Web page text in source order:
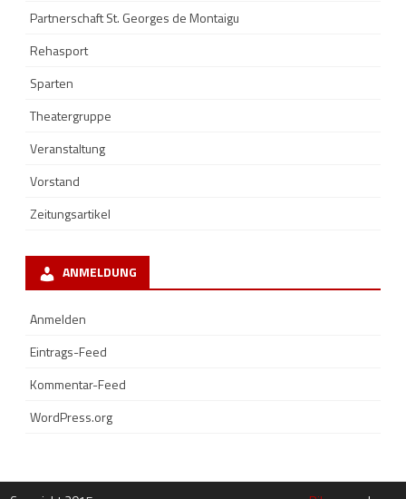
Partnerschaft St. Georges de Montaigu
Rehasport
Sparten
Theatergruppe
Veranstaltung
Vorstand
Zeitungsartikel
ANMELDUNG
Anmelden
Eintrags-Feed
Kommentar-Feed
WordPress.org